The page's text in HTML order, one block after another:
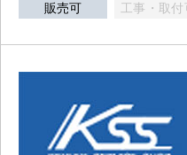
販売可 工事・取付